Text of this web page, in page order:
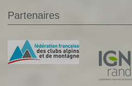
Partenaires